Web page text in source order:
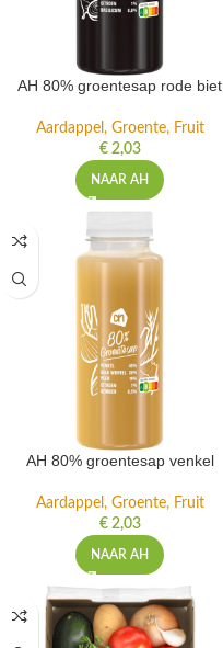
AH 80% groentesap rode biet
Aardappel, Groente, Fruit
€2,03
NAAR AH
AH 80% groentesap venkel
Aardappel, Groente, Fruit
€2,03
NAAR AH